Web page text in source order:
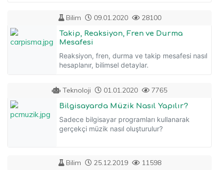
Bilim 09.01.2020 28100
Takip, Reaksiyon, Fren ve Durma
Mesafesi
Reaksiyon, fren, durma ve takip mesafesi nasıl
hesaplanır, bilimsel detaylar.
Teknoloji 01.01.2020 7765
Bilgisayarda Müzik Nasıl Yapılır?
Sadece bilgisayar programları kullanarak
gerçekçi müzik nasıl oluşturulur?
Bilim 25.12.2019 11598